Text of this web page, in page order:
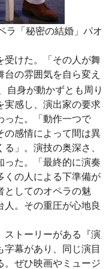
ラ「秘密の結婚」パオ
けた。「その人が舞
の雰囲気を自ら変え
自身が動かずとも周り
実感し、演出家の要求
った。「動作一つで
の感情によって間は異
」。演技の奥深さ、
った。「最終的に演奏
くの人による下準備が
としてのオペラの魅
人。その重圧が心地良
トーリーがある『演
幕があり、同じ演目
。ぜひ映画やミュージ